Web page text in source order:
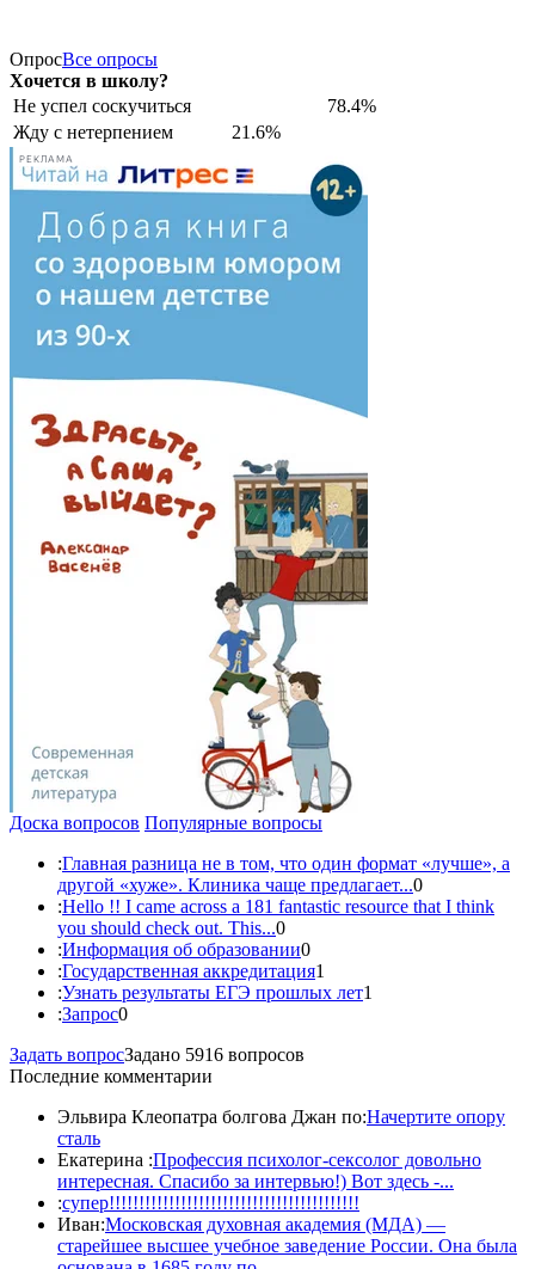
ОпросВсе опросы
Хочется в школу?
Не успел соскучиться
78.4%
Жду с нетерпением
21.6%
РЕКЛАМА
Доска вопросов Популярные вопросы
:Главная разница не в том, что один формат «лучше», а
другой «хуже». Клиника чаще предлагает...0
:Hello !! I came across a 181 fantastic resource that I think
you should check out. This...0
:Информация об образовании0
:Государственная аккредитация1
:Узнать результаты ЕГЭ прошлых лет1
:Запрос0
Задать вопросЗадано 5916 вопросов
Последние комментарии
Эльвира Клеопатра болгова Джан по:Начертите опору
сталь
Екатерина :Профессия психолог-сексолог довольно
интересная. Спасибо за интервью!) Вот здесь -...
:супер!!!!!!!!!!!!!!!!!!!!!!!!!!!!!!!!!!!!!!!!!!
Иван:Московская духовная академия (МДА) —
старейшее высшее учебное заведение России. Она была